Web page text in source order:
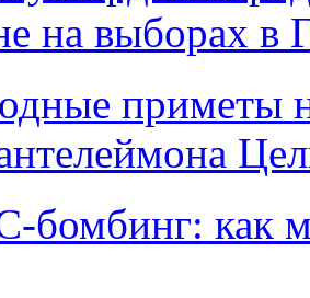
на выборах в
приметы
как